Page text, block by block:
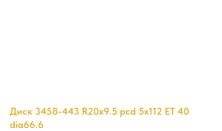
Диск 3458-443 R20x9.5 pcd 5x112 ET 40
dia66.6